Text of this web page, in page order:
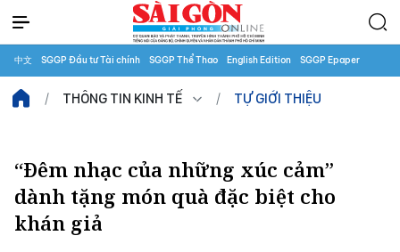
中文 SGGP Đầu tư Tài chính SGGP Thể Thao English Edition SGGP Epaper
THÔNG TIN KINH TẾ TỰ GIỚI THIỆU
“Đêm nhạc của những xúc cảm”
dành tặng món quà đặc biệt cho
khán giả